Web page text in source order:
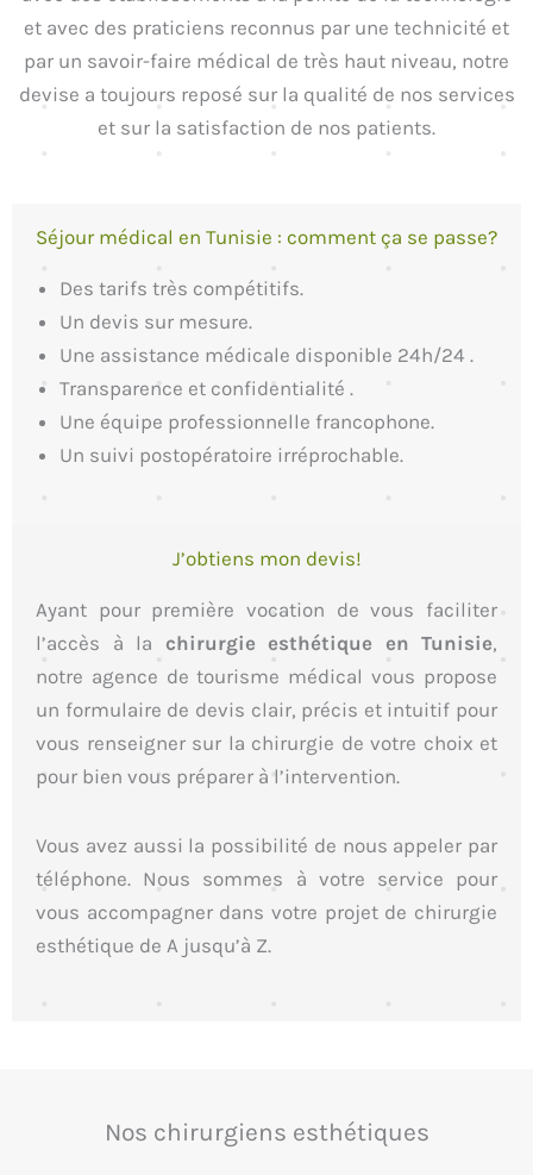
et avec des praticiens reconnus par une technicité et
par un savoir-faire médical de très haut niveau, notre
devise a toujours reposé sur la qualité de nos services
et sur la satisfaction de nos patients.
Séjour médical en Tunisie : comment ça se passe?
Des tarifs très compétitifs.
Un devis sur mesure.
Une assistance médicale disponible 24h/24 .
Transparence et confidentialité .
Une équipe professionnelle francophone.
Un suivi postopératoire irréprochable.
J’obtiens mon devis!
Ayant pour première vocation de vous faciliter
l’accès à la chirurgie esthétique en Tunisie,
notre agence de tourisme médical vous propose
un formulaire de devis clair, précis et intuitif pour
vous renseigner sur la chirurgie de votre choix et
pour bien vous préparer à l’intervention.
Vous avez aussi la possibilité de nous appeler par
téléphone. Nous sommes à votre service pour
vous accompagner dans votre projet de chirurgie
esthétique de A jusqu’à Z.
Nos chirurgiens esthétiques